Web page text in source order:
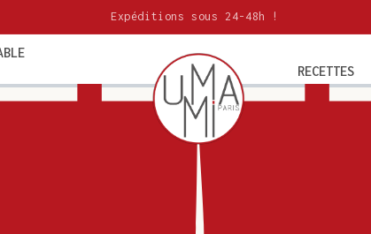
Expéditions sous 24-48h !
RECETTES